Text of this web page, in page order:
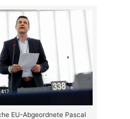
EU-Abgeordnete Pascal